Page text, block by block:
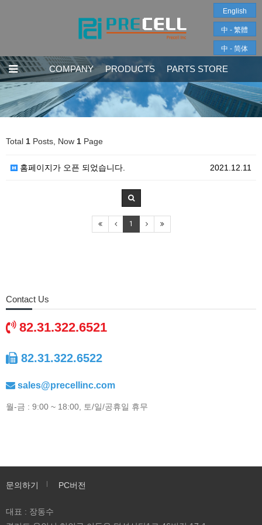
English
中 - 繁體
中 - 简体
COMPANY PRODUCTS PARTS STORE
Total 1 Posts, Now 1 Page
2021.12.11
홈페이지가 오픈 되었습니다.
1
Contact Us
82.31.322.6521
82.31.322.6522
sales@precellinc.com
월-금 : 9:00 ~ 18:00, 토/일/공휴일 휴무
문의하기 PC버전
대표 : 장동수